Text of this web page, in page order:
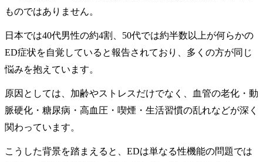
ものではありません。
日本では40代男性の約4割、50代では約半数以上が何らかの
ED症状を自覚していると報告されており、多くの方が同じ
悩みを抱えています。
原因としては、加齢やストレスだけでなく、血管の老化・動
脈硬化・糖尿病・高血圧・喫煙・生活習慣の乱れなどが深く
関わっています。
こうした背景を踏まえると、EDは単なる性機能の問題では